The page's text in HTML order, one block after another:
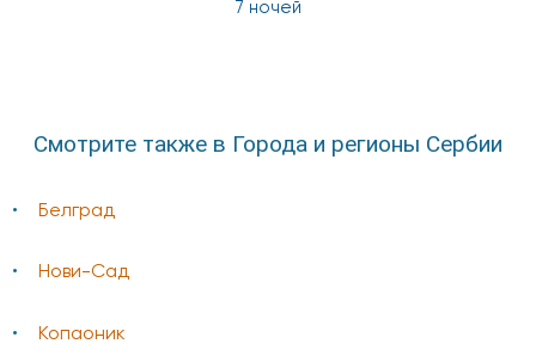
7 ночей
Смотрите также в Города и регионы Сербии
Белград
Нови-Сад
Копаоник